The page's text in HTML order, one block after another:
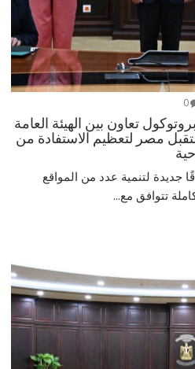
0
تعاون بين الهيئة العامة
مصر لتعظيم الاستفادة من
جديدة لتنمية عدد من المواقع
تتوافق مع...